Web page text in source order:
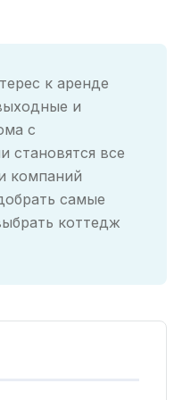
к аренде
и
с
становятся все
компаний
самые
коттедж